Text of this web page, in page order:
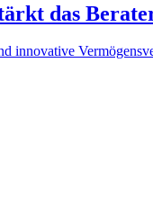
das
innovative